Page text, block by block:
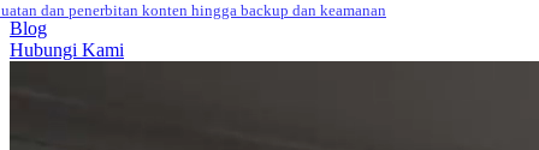
dan penerbitan konten hingga backup dan keamanan
Blog
Hubungi Kami